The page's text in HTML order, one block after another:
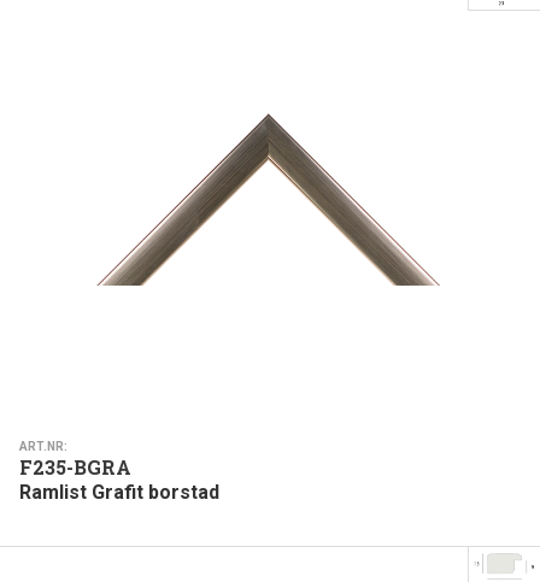
ART.NR:
F235-BGRA
Ramlist Grafit borstad